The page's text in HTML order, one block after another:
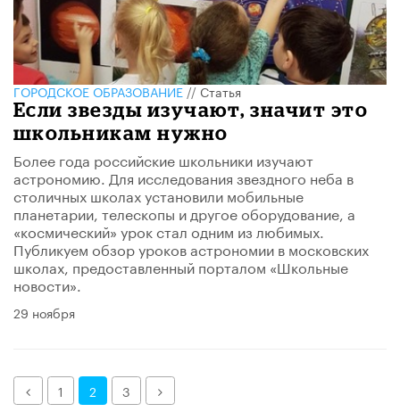
ГОРОДСКОЕ ОБРАЗОВАНИЕ//Статья
Если звезды изучают, значит это
школьникам нужно
Более года российские школьники изучают
астрономию. Для исследования звездного неба в
столичных школах установили мобильные
планетарии, телескопы и другое оборудование, а
«космический» урок стал одним из любимых.
Публикуем обзор уроков астрономии в московских
школах, предоставленный порталом «Школьные
новости».
29 ноября
Назад1 2 3 Далее